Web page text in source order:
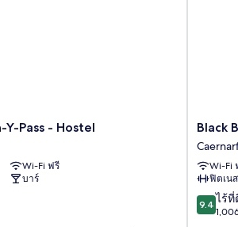
Y-Pass - Hostel
Wi-Fi ฟรี
บาร์
Black
Boy
Inn
Black
Wi-Fi
ฟิตเนส
9.4
จาก
9.4 ไร้ที่